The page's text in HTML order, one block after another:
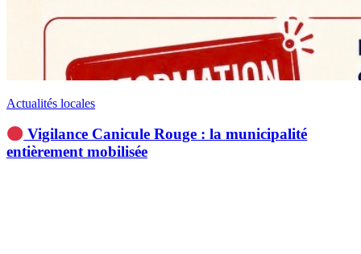
Actualités locales
Vigilance Canicule Rouge : la municipalité
entièrement mobilisée